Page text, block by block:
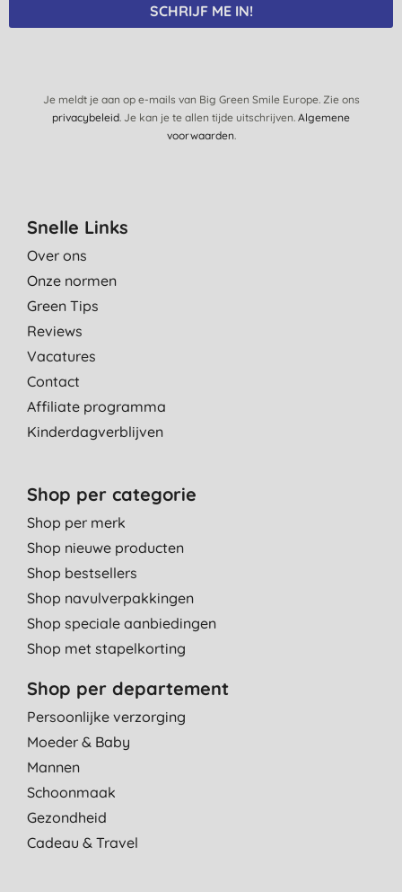
SCHRIJF ME IN!
Je meldt je aan op e-mails van Big Green Smile Europe. Zie ons
privacybeleid. Je kan je te allen tijde uitschrijven. Algemene
voorwaarden.
Snelle Links
Over ons
Onze normen
Green Tips
Reviews
Vacatures
Contact
Affiliate programma
Kinderdagverblijven
Shop per categorie
Shop per merk
Shop nieuwe producten
Shop bestsellers
Shop navulverpakkingen
Shop speciale aanbiedingen
Shop met stapelkorting
Shop per departement
Persoonlijke verzorging
Moeder & Baby
Mannen
Schoonmaak
Gezondheid
Cadeau & Travel